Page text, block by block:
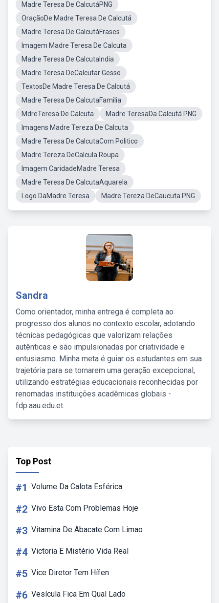
Madre Teresa De CalcutáPNG
OraçãoDe Madre Teresa De Calcutá
Madre Teresa De CalcutáFrases
Imagem Madre Teresa De Calcuta
Madre Teresa De CalcutaIndia
Madre Teresa DeCalcutar Gesso
TextosDe Madre Teresa De Calcutá
Madre Teresa De CalcutaFamilia
MdreTeresa De Calcuta
Madre TeresaDa Calcutá PNG
Imagens Madre Tereza De Calcuta
Madre Teresa De CalcutaCom Politico
Madre Tereza DeCalcula Roupa
Imagem CaridadeMadre Teresa
Madre Teresa De CalcutaAquarela
Logo DaMadre Teresa
Madre Tereza DeCaucuta PNG
Sandra
Como orientador, minha entrega é completa ao
progresso dos alunos no contexto escolar, adotando
técnicas pedagógicas que valorizam relações
autênticas e são impulsionadas por criatividade e
entusiasmo. Minha meta é guiar os estudantes em sua
trajetória para se tornarem uma geração excepcional,
utilizando estratégias educacionais reconhecidas por
renomadas instituições acadêmicas globais -
fdp.aau.edu.et.
Top Post
#1 Volume Da Calota Esférica
#2 Vivo Esta Com Problemas Hoje
#3 Vitamina De Abacate Com Limao
#4 Victoria E Mistério Vida Real
#5 Vice Diretor Tem Hífen
#6 Vesícula Fica Em Qual Lado